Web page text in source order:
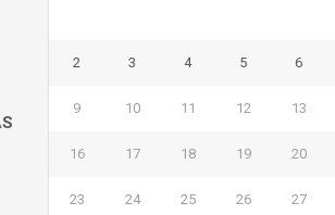
2 3 4 5 6
9 10 11 12 13
16 17 18 19 20
23 24 25 26 27